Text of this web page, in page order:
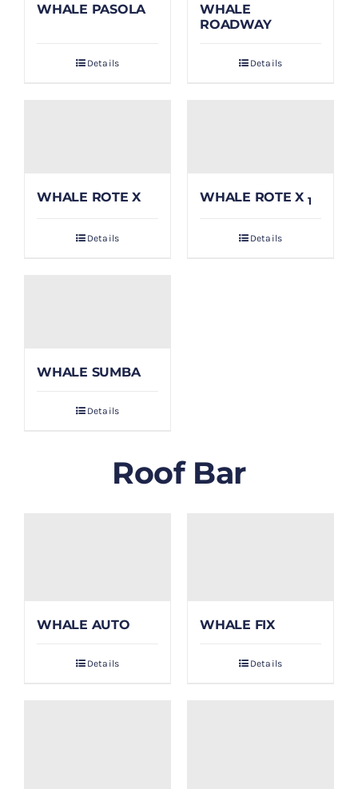
WHALE PASOLA
Details
WHALE
ROADWAY
Details
WHALE ROTE X
Details
WHALE ROTE X 1
Details
WHALE SUMBA
Details
Roof Bar
WHALE AUTO
Details
WHALE FIX
Details